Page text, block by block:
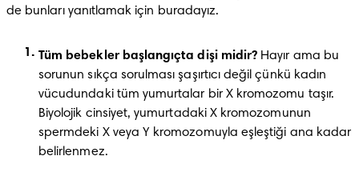
de bunları yanıtlamak için buradayız.
Tüm bebekler başlangıçta dişi midir? Hayır ama bu
sorunun sıkça sorulması şaşırtıcı değil çünkü kadın
vücudundaki tüm yumurtalar bir X kromozomu taşır.
Biyolojik cinsiyet, yumurtadaki X kromozomunun
spermdeki X veya Y kromozomuyla eşleştiği ana kadar
belirlenmez.